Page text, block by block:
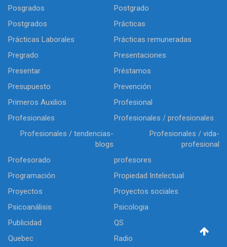
Posgrados
Postgrado
Postgrados
Prácticas
Prácticas Laborales
Prácticas remuneradas
Pregrado
Presentaciones
Presentar
Préstamos
Presupuesto
Prevención
Primeros Auxilios
Profesional
Profesionales
Profesionales / profesionales
Profesionales / tendencias-
blogs
Profesionales / vida-
profesional
Profesorado
profesores
Programación
Propiedad Intelectual
Proyectos
Proyectos sociales
Psicoanálisis
Psicologia
Publicidad
QS
Quebec
Radio